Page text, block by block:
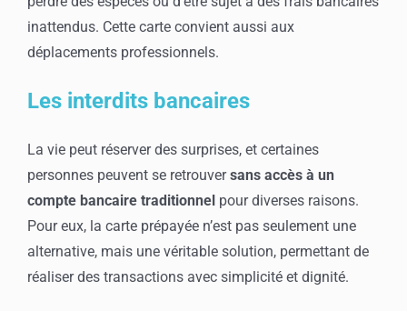
inattendus. Cette carte convient aussi aux
déplacements professionnels.
Les interdits bancaires
La vie peut réserver des surprises, et certaines
personnes peuvent se retrouversans accès à un
compte bancaire traditionnel pour diverses raisons.
Pour eux, la carte prépayée n’est pas seulement une
alternative, mais une véritable solution, permettant de
réaliser des transactions avec simplicité et dignité.